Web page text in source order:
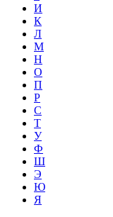
И
К
Л
М
Н
О
П
Р
С
Т
У
Ф
Ш
Э
Ю
Я